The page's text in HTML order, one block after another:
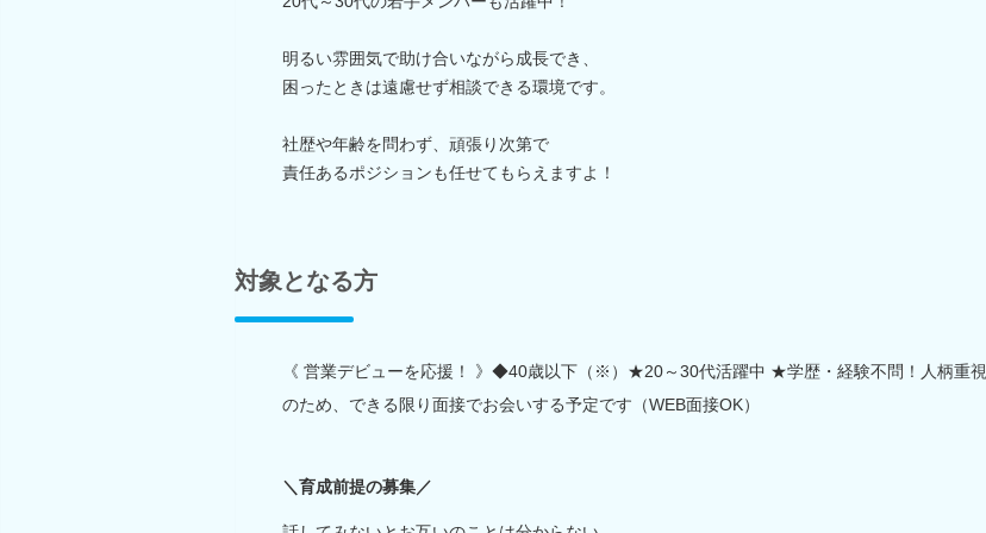
明るい雰囲気で助け合いながら成長でき、
困ったときは遠慮せず相談できる環境です。
社歴や年齢を問わず、頑張り次第で
責任あるポジションも任せてもらえますよ！
対象となる方
《 営業デビューを応援！ 》◆40歳以下（※）★20～30代活躍中 ★学歴・経験不問！人柄重視
のため、できる限り面接でお会いする予定です（WEB面接OK）
＼育成前提の募集／